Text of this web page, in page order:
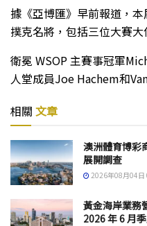
據《亞博匯》早前報道，
撲克名將，包括三位大賽大
衛冕 WSOP 主賽事冠軍
人堂成員Joe Hachem和
相關 文章
澳洲體育博彩
展開調查
2026年08月04日
黃金海岸業務
2026 年 6 月